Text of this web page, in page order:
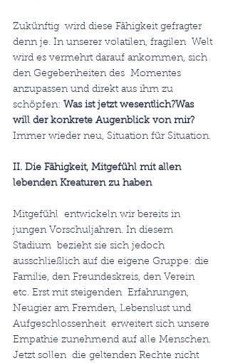
Zukünftig  wird diese Fähigkeit gefragter
denn je. In unserer volatilen, fragilen  Welt
wird es vermehrt darauf ankommen, sich
den Gegebenheiten des  Momentes
anzupassen und direkt aus ihm zu
schöpfen: Was ist jetzt wesentlich?Was
will der konkrete Augenblick von mir?
Immer wieder neu, Situation für Situation.
II. Die Fähigkeit, Mitgefühl mit allen
lebenden Kreaturen zu haben
Mitgefühl  entwickeln wir bereits in
jungen Vorschuljahren. In diesem
Stadium  bezieht sie sich jedoch
ausschließlich auf die eigene Gruppe: die
Familie, den Freundeskreis, den Verein
etc. Erst mit steigenden  Erfahrungen,
Neugier am Fremden, Lebenslust und
Aufgeschlossenheit  erweitert sich unsere
Empathie zunehmend auf alle Menschen.
Jetzt sollen  die geltenden Rechte nicht